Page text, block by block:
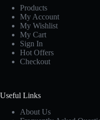
Products
My Account
My Wishlist
My Cart
Sign In
Hot Offers
Checkout
Useful Links
About Us